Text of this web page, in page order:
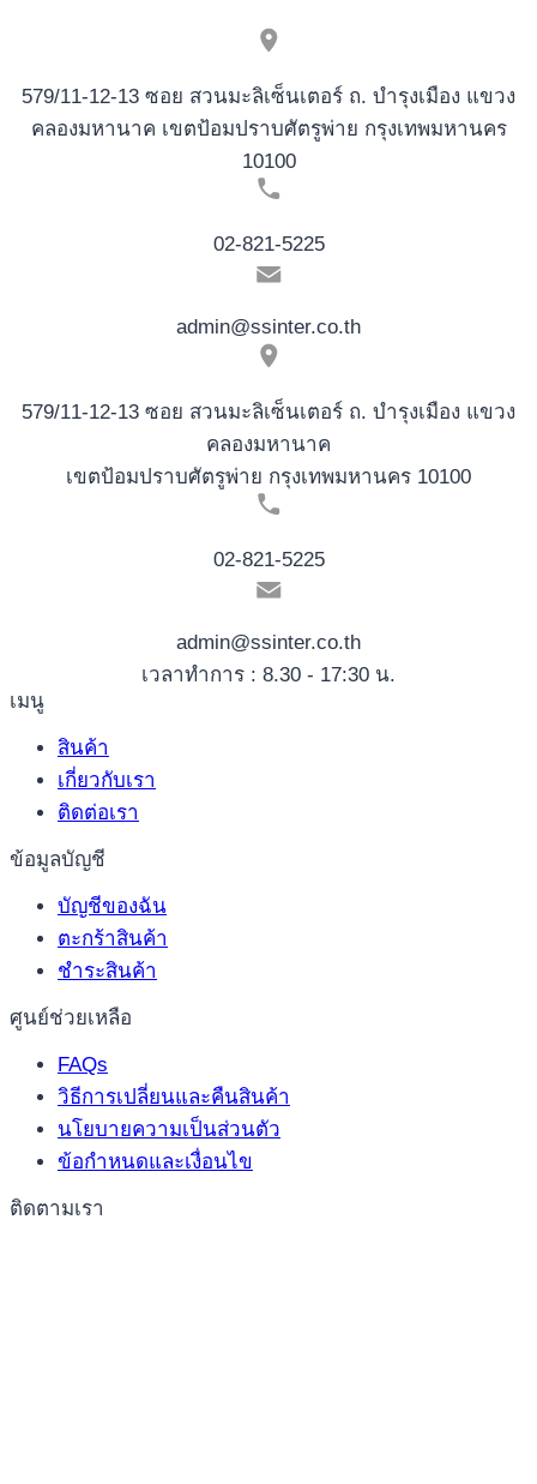
579/11-12-13 ซอย สวนมะลิเซ็นเตอร์ ถ. บำรุงเมือง แขวง
คลองมหานาค เขตป้อมปราบศัตรูพ่าย กรุงเทพมหานคร
10100
02-821-5225
admin@ssinter.co.th
579/11-12-13 ซอย สวนมะลิเซ็นเตอร์ ถ. บำรุงเมือง แขวง
คลองมหานาค
เขตป้อมปราบศัตรูพ่าย กรุงเทพมหานคร 10100
02-821-5225
admin@ssinter.co.th
เวลาทำการ : 8.30 - 17:30 น.
เมนู
สินค้า
เกี่ยวกับเรา
ติดต่อเรา
ข้อมูลบัญชี
บัญชีของฉัน
ตะกร้าสินค้า
ชำระสินค้า
ศูนย์ช่วยเหลือ
FAQs
วิธีการเปลี่ยนและคืนสินค้า
นโยบายความเป็นส่วนตัว
ข้อกำหนดและเงื่อนไข
ติดตามเรา